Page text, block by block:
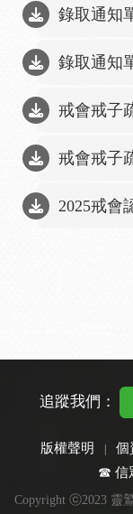
錄取通知
錄取通知
戒會戒子
戒會戒子
2025戒會
追蹤我們：
版權聲明 個
☎ 信
Copyright ⓒ2023 靈